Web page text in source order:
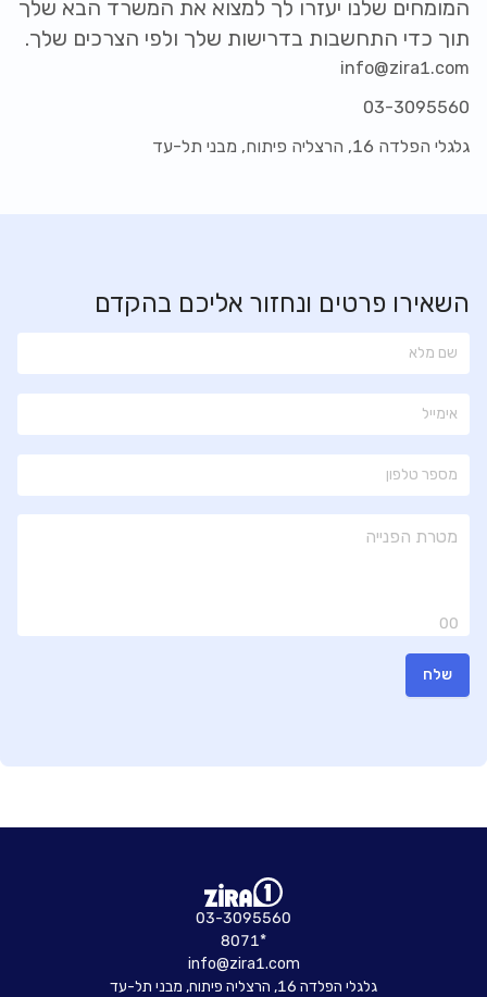
המומחים שלנו יעזרו לך למצוא את המשרד הבא שלך
תוך כדי התחשבות בדרישות שלך ולפי הצרכים שלך.
info@zira1.com
03-3095560
גלגלי הפלדה 16, הרצליה פיתוח, מבני תל-עד
השאירו פרטים ונחזור אליכם בהקדם
00
שלח
03-3095560
8071*
info@zira1.com
גלגלי הפלדה 16, הרצליה פיתוח, מבני תל-עד